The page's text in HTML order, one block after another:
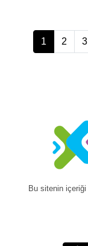
1 (current)
2 3
Bu sitenin